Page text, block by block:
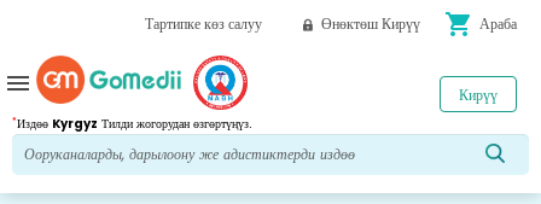
Тартипке көз салуу Өнөктөш Кирүү shopping_cart Араба
*Издөө Kyrgyz Тилди жогорудан өзгөртүңүз.
Кирүү
menu